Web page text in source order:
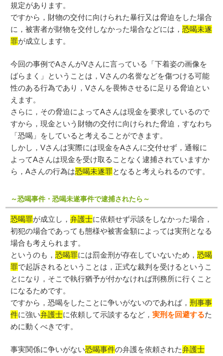
規定があります。
ですから，財物の交付に向けられた暴行又は脅迫をした場合
に，被害者が財物を交付しなかった場合などには，恐喝未遂
罪が成立します。
今回の事例でAさんがVさんに言っている「下着姿の画像を
ばらまく」ということは，Vさんの名誉などを傷つける可能
性のある行為であり，Vさんを畏怖させるに足りる脅迫とい
えます。
さらに，その脅迫によってAさんは現金を要求しているので
すから，現金という財物の交付に向けられた脅迫，すなわち
「恐喝」をしていると考えることができます。
しかし，Vさんは実際には現金をAさんに交付せず，通報に
よってAさんは現金を受け取ることなく逮捕されていますか
ら，Aさんの行為は恐喝未遂罪となると考えられるのです。
～恐喝事件・恐喝未遂事件で逮捕されたら～
恐喝罪が成立し，弁護士に依頼せず示談をしなかった場合，
初犯の場合であっても態様や被害金額によっては実刑となる
場合も考えられます。
というのも，恐喝罪には罰金刑が存在していないため，恐喝
罪で起訴されるということは，正式な裁判を受けるというこ
とになり，そこで執行猶予が付かなければ刑務所に行くこと
になるためです。
ですから，恐喝をしたことに争いがないのであれば，刑事事
件に強い弁護士に依頼して示談するなど，実刑を回避するた
めに動くべきです。
事実関係に争いがない恐喝事件の弁護を依頼された弁護士